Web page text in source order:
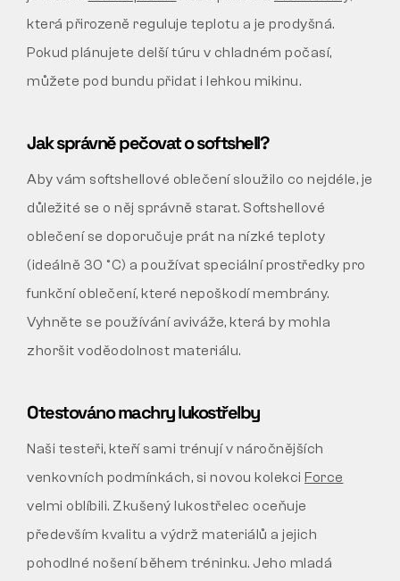
která přirozeně reguluje teplotu a je prodyšná.
Pokud plánujete delší túru v chladném počasí,
můžete pod bundu přidat i lehkou mikinu.
Jak správně pečovat o softshell?
Aby vám softshellové oblečení sloužilo co nejdéle, je
důležité se o něj správně starat. Softshellové
oblečení se doporučuje prát na nízké teploty
(ideálně 30 °C) a používat speciální prostředky pro
funkční oblečení, které nepoškodí membrány.
Vyhněte se používání aviváže, která by mohla
zhoršit voděodolnost materiálu.
Otestováno machry lukostřelby
Naši testeři, kteří sami trénují v náročnějších
venkovních podmínkách, si novou kolekci Force
velmi oblíbili. Zkušený lukostřelec oceňuje
především kvalitu a výdrž materiálů a jejich
pohodlné nošení během tréninku. Jeho mladá